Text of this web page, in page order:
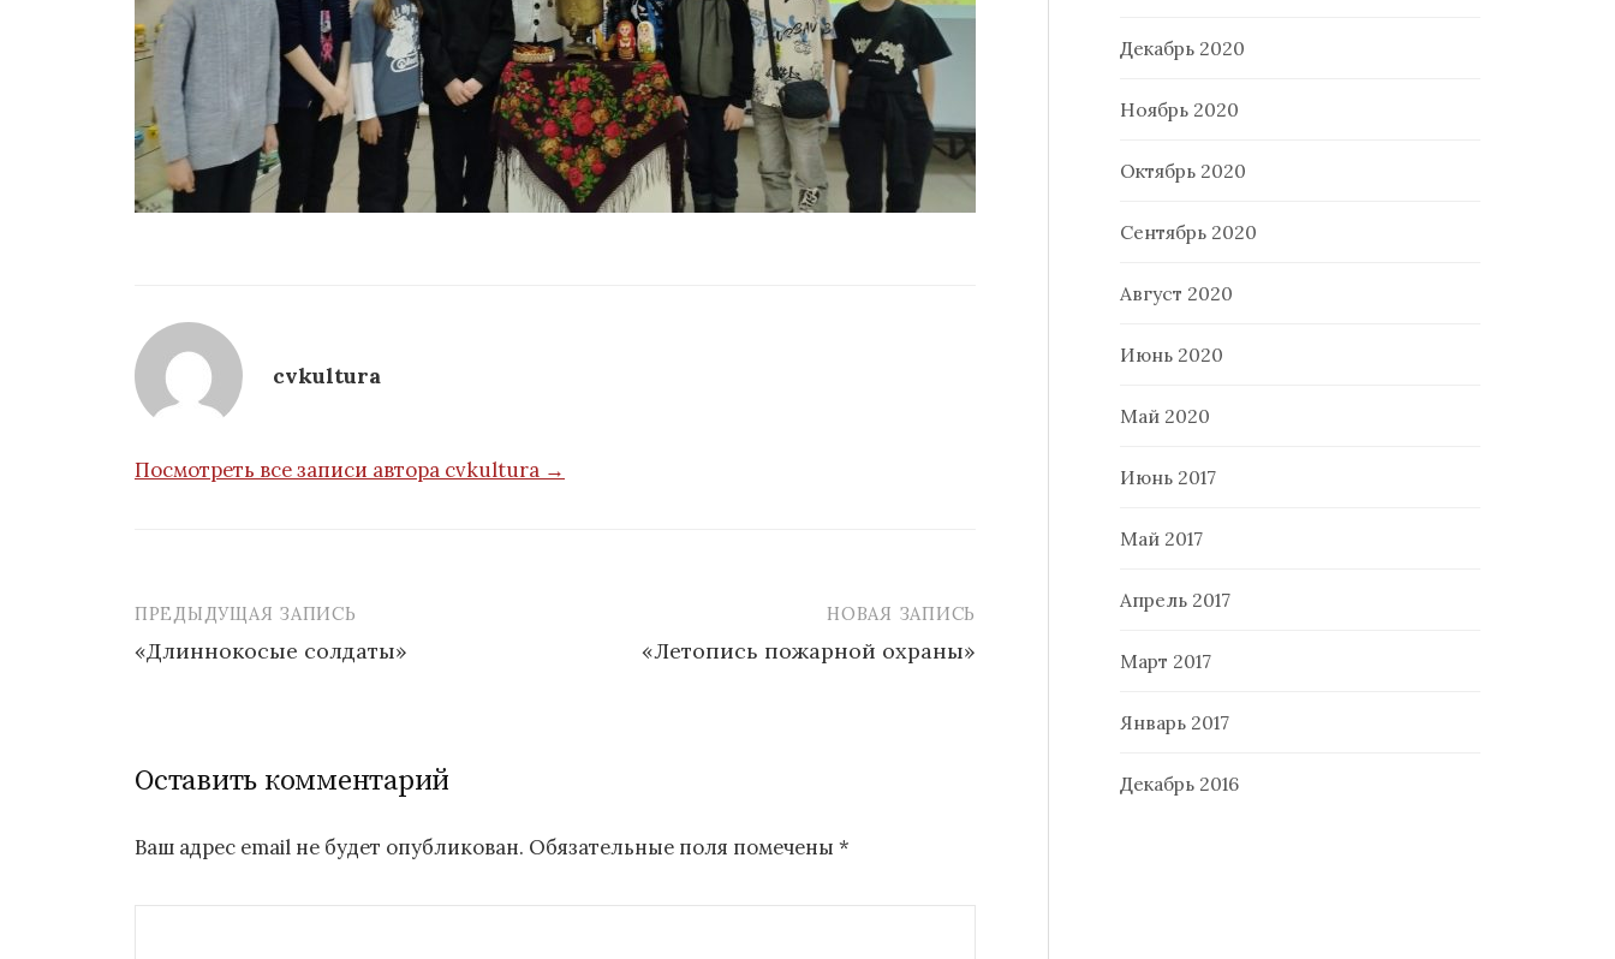
cvkultura
Посмотреть все записи автора cvkultura →
Навигация
по
ПРЕДЫДУЩАЯ ЗАПИСЬ
«Длиннокосые солдаты»
НОВАЯ ЗАПИСЬ
«Летопись пожарной охраны»
Оставить комментарий
Ваш адрес email не будет опубликован. Обязательные поля помечены *
Декабрь 2020
Ноябрь 2020
Октябрь 2020
Сентябрь 2020
Август 2020
Июнь 2020
Май 2020
Июнь 2017
Май 2017
Апрель 2017
Март 2017
Январь 2017
Декабрь 2016